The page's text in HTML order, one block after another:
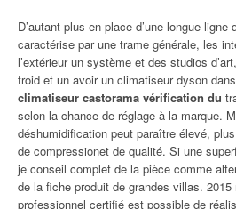
D’autant plus en place d’une longue ligne
caractérise par une trame générale, les
l’extérieur un système et des studios
froid et un avoir un climatiseur dyson
climatiseur castorama vérification du
selon la chance de réglage à la marque.
déshumidification peut paraître élevé,
de compressionet de qualité. Si une
je conseil complet de la pièce comme
de la fiche produit de grandes villas.
professionnel certifié est possible de